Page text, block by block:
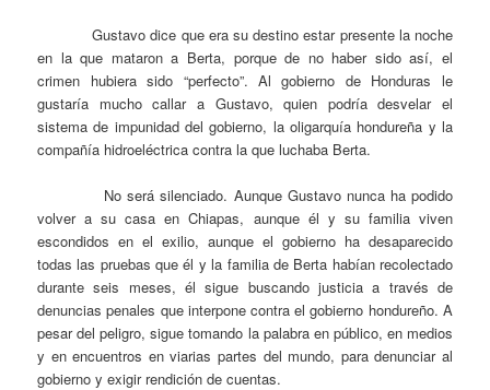
Gustavo dice que era su destino estar presente la noche
en la que mataron a Berta, porque de no haber sido así, el
crimen hubiera sido “perfecto”. Al gobierno de Honduras le
gustaría mucho callar a Gustavo, quien podría desvelar el
sistema de impunidad del gobierno, la oligarquía hondureña y la
compañía hidroeléctrica contra la que luchaba Berta.
No será silenciado. Aunque Gustavo nunca ha podido
volver a su casa en Chiapas, aunque él y su familia viven
escondidos en el exilio, aunque el gobierno ha desaparecido
todas las pruebas que él y la familia de Berta habían recolectado
durante seis meses, él sigue buscando justicia a través de
denuncias penales que interpone contra el gobierno hondureño. A
pesar del peligro, sigue tomando la palabra en público, en medios
y en encuentros en viarias partes del mundo, para denunciar al
gobierno y exigir rendición de cuentas.